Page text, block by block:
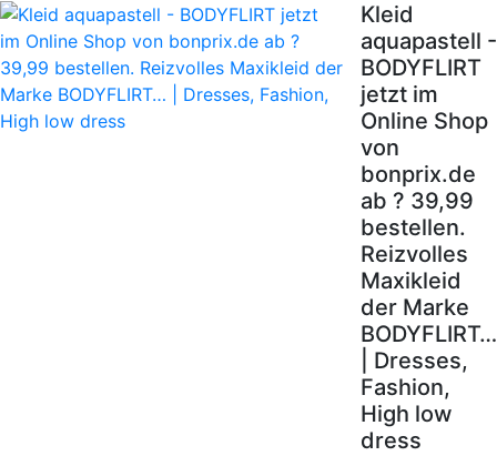
Kleid
aquapastell -
BODYFLIRT
jetzt im
Online Shop
von
bonprix.de
ab ? 39,99
bestellen.
Reizvolles
Maxikleid
der Marke
BODYFLIRT…
| Dresses,
Fashion,
High low
dress